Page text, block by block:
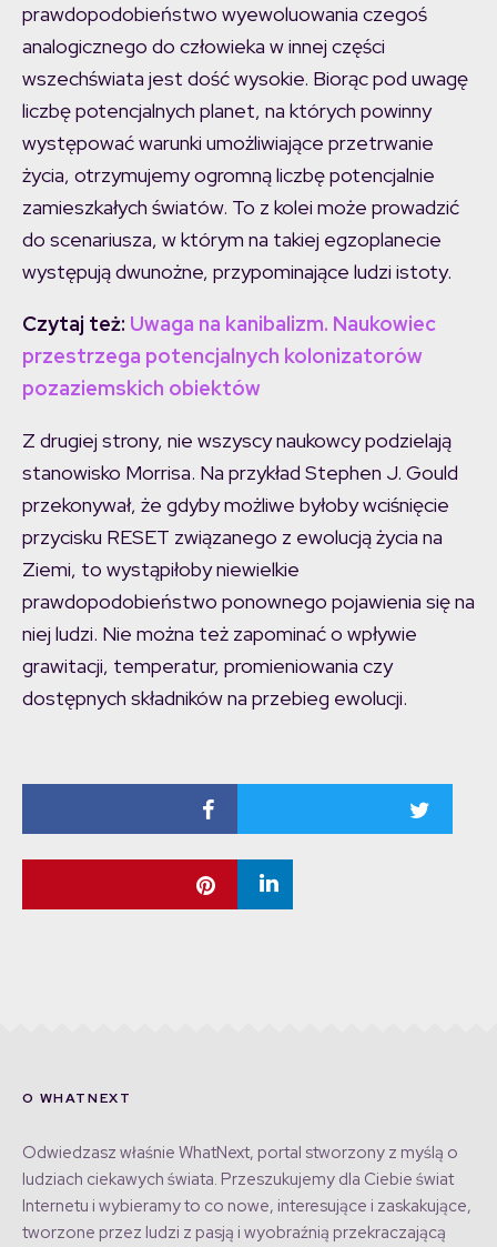
prawdopodobieństwo wyewoluowania czegoś
analogicznego do człowieka w innej części
wszechświata jest dość wysokie. Biorąc pod uwagę
liczbę potencjalnych planet, na których powinny
występować warunki umożliwiające przetrwanie
życia, otrzymujemy ogromną liczbę potencjalnie
zamieszkałych światów. To z kolei może prowadzić
do scenariusza, w którym na takiej egzoplanecie
występują dwunożne, przypominające ludzi istoty.
Czytaj też: Uwaga na kanibalizm. Naukowiec
przestrzega potencjalnych kolonizatorów
pozaziemskich obiektów
Z drugiej strony, nie wszyscy naukowcy podzielają
stanowisko Morrisa. Na przykład Stephen J. Gould
przekonywał, że gdyby możliwe byłoby wciśnięcie
przycisku RESET związanego z ewolucją życia na
Ziemi, to wystąpiłoby niewielkie
prawdopodobieństwo ponownego pojawienia się na
niej ludzi. Nie można też zapominać o wpływie
grawitacji, temperatur, promieniowania czy
dostępnych składników na przebieg ewolucji.
O WHATNEXT
Odwiedzasz właśnie WhatNext, portal stworzony z myślą o
ludziach ciekawych świata. Przeszukujemy dla Ciebie świat
Internetu i wybieramy to co nowe, interesujące i zaskakujące,
tworzone przez ludzi z pasją i wyobraźnią przekraczającą